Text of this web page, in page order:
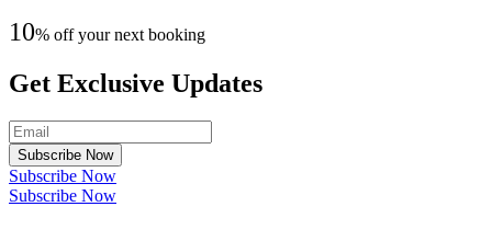
10% off your next booking
Get Exclusive Updates
Subscribe Now
Subscribe Now
Subscribe Now